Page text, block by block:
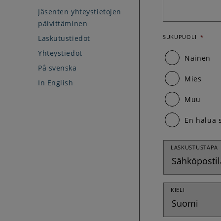
Jäsenten yhteystietojen
päivittäminen
Laskutustiedot
Yhteystiedot
På svenska
In English
SUKUPUOLI *
Nainen
Mies
Muu
En halua
LASKUSTUSTAPA
KIELI